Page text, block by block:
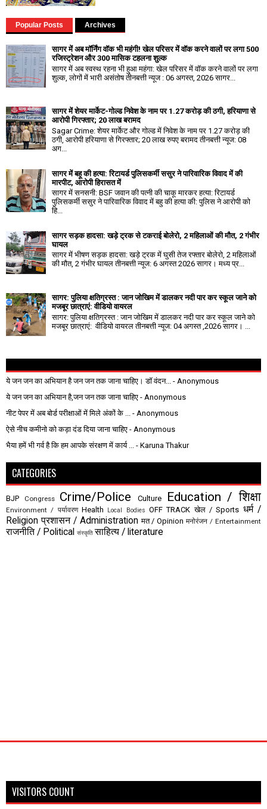
Popular Posts Archives
सागर में अब मॉर्निंग वॉक भी महंगी! खेल परिसर में वॉक करने वालों पर लगा ₹500
रजिस्ट्रेशन और ₹300 मासिक टहलना शुल्क
सागर में अब स्वस्थ रहना भी हुआ महंगा: खेल परिसर में वॉक करने वालों पर लगा
शुल्क, लोगों में भारी असंतोष तीनबत्ती न्यूज : 06 अगस्त, 2026 सागर...
सागर में शेयर मार्केट-गोल्ड निवेश के नाम पर 1.27 करोड़ की ठगी, हरियाणा से
आरोपी गिरफ्तार; 20 लाख बरामद
Sagar Crime: शेयर मार्केट और गोल्ड में निवेश के नाम पर 1.27 करोड़ की
ठगी, आरोपी हरियाणा से गिरफ्तार; 20 लाख रुपए बरामद तीनबत्ती न्यूज: 08
अग...
सागर में बहू की हत्या: रिटायर्ड पुलिसकर्मी ससुर ने पारिवारिक विवाद में की
मारपीट, आरोपी हिरासत में
सागर में सनसनी: BSF जवान की पत्नी की चाकू मारकर हत्या: रिटायर्ड
पुलिसकर्मी ससुर ने पारिवारिक विवाद में बहु की हत्या की: पुलिस ने आरोपी को
हि...
सागर सड़क हादसा: खड़े ट्रक से टकराई बोलेरो, 2 महिलाओं की मौत, 2 गंभीर
घायल
सागर में भीषण सड़क हादसा: खड़े ट्रक में घुसी तेज रफ्तार बोलेरो, 2 महिलाओं
की मौत, 2 गंभीर घायल तीनबत्ती न्यूज: 6 अगस्त 2026 सागर। मध्य प्र...
सागर: पुलिया क्षतिग्रस्त : जान जोखिम में डालकर नदी पार कर स्कूल जाने को
मजबूर छात्राएं: वीडियो वायरल
सागर: पुलिया क्षतिग्रस्त : जान जोखिम में डालकर नदी पार कर स्कूल जाने को
मजबूर छात्राएं: वीडियो वायरल तीनबत्ती न्यूज: 04 अगस्त ,2026 सागर। ...
ये जन जन का अभियान है जन जन तक जाना चाहिए। डॉ वंदन... - Anonymous
ये जन जन का अभियान है,जन जन तक जाना चाहिए - Anonymous
नीट पेपर में अब बोर्ड परीक्षाओं में मिले अंकों के ... - Anonymous
ऐसे नीच कमीनो को कड़ा दंड दिया जाना चाहिए - Anonymous
भैया हमें भी गर्व है कि हम आपके संरक्षण में कार्य ... - Karuna Thakur
CATEGORIES
BJP Congress Crime/Police Culture Education / शिक्षा
Environment / पर्यावरण Health Local Bodies OFF TRACK खेल / Sports धर्म /
Religion प्रशासन / Administration मत / Opinion मनोरंजन / Entertainment
राजनीति / Political संस्कृति साहित्य / literature
VISITORS COUNT